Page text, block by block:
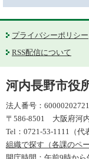
プライバシーポリシー
RSS配信について
河内長野市役
法人番号：
〒586-8501 大阪府河
Tel：0721-53-1111（代
組織で探す（各課のペー